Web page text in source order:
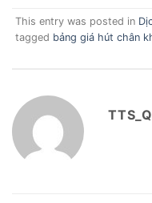
This entry was posted in
tagged bảng giá hút chân